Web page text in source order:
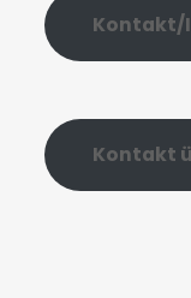
Kontakt/
Kontakt